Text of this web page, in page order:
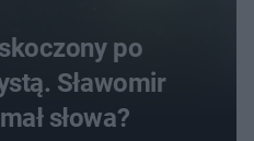
po
Sławomir
słowa?